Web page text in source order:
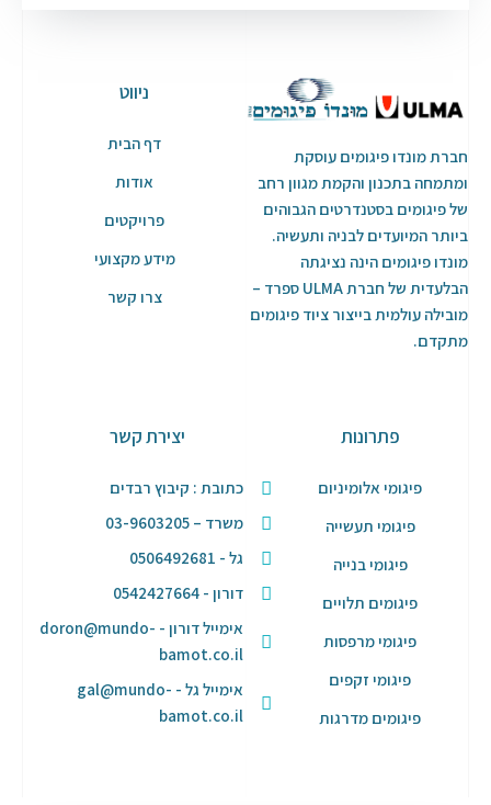
חברת מונדו פיגומים עוסקת
ומתמחה בתכנון והקמת מגוון רחב
של פיגומים בסטנדרטים הגבוהים
ביותר המיועדים לבניה ותעשיה.
מונדו פיגומים הינה נציגתה
הבלעדית של חברת ULMA ספרד –
מובילה עולמית בייצור ציוד פיגומים
מתקדם.
ניווט
דף הבית
אודות
פרויקטים
מידע מקצועי
צרו קשר
פתרונות
פיגומי אלומיניום
פיגומי תעשייה
פיגומי בנייה
פיגומים תלויים
פיגומי מרפסות
פיגומי זקפים
פיגומים מדרגות
יצירת קשר
כתובת : קיבוץ רבדים
משרד – 03-9603205
גל - 0506492681
דורון - 0542427664
אימייל דורון - doron@mundo-
bamot.co.il
אימייל גל - gal@mundo-
bamot.co.il